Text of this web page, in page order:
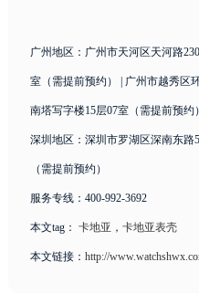
广州地区：广州市天河区天河路
室（需提前预约） | 广州市越秀区
南塔写字楼15层07室（需提前预约）
深圳地区：深圳市罗湖区深南东路
（需提前预约）
服务专线：400-992-3692
本文tag： 卡地亚 ， 卡地亚表壳
本文链接： http://